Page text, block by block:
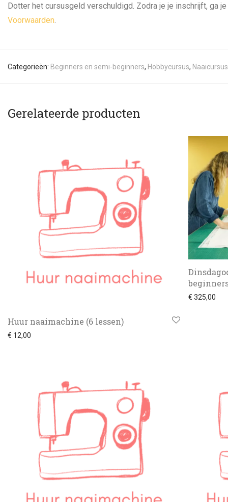
Dotter het cursusgeld verschuldigd. Zodra je je inschrijft, ga
Voorwaarden
Categorieën: Beginners en semi-beginners, Hobbycursus,
Gerelateerde producten
Huur naaimachine (6 lessen)
€ 12,00
€ 325,00